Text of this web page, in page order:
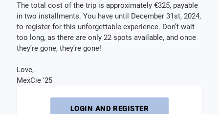
The total cost of the trip is approximately €325, payable
in two installments. You have until December 31st, 2024,
to register for this unforgettable experience. Don’t wait
too long, as there are only 22 spots available, and once
they’re gone, they’re gone!
Love,
MexCie '25
LOGIN AND REGISTER